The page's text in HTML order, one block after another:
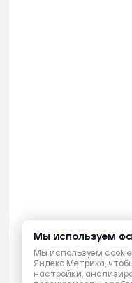
Мы используем
Мы используем
Яндекс.Метрика,
настройки,